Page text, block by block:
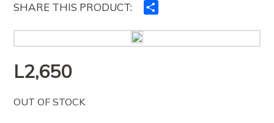
SHARE THIS PRODUCT:
tjerët
L2,650
OUT OF STOCK